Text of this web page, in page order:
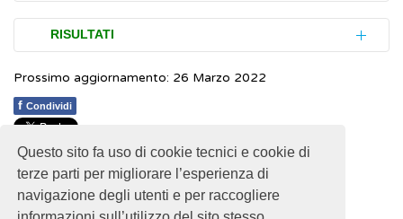
Questo sito fa uso di cookie tecnici e cookie di
terze parti per migliorare l’esperienza di
navigazione degli utenti e per raccogliere
Il dosaggio del ferro nel sangue (sideremia)
misura la quantità di ferro legato alla
transferrina, che ha la funzione di
trasportarlo dall'intestino alle cellule che lo
utilizzano.
Per eseguire il test, dopo un digiuno di
almeno 12 ore (è consentito solo bere
RISULTATI
I valori considerati normali possono differire
da laboratorio a laboratorio poiché
dipendono da molti fattori (l’età, il sesso, la
popolazione di riferimento, i metodi usati
per l’analisi) e, quindi, non è possibile
indicarli.
Prossimo aggiornamento: 26 Marzo 2022
f Condividi
1 1 1 1 1 Rating 2.11 (19 Votes)